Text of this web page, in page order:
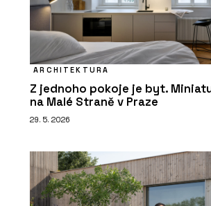
ARCHITEKTURA
Z jednoho pokoje je byt.
na Malé Straně v Praze
29. 5. 2026